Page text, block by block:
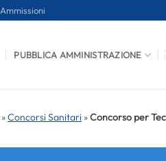
Ammissioni
PUBBLICA AMMINISTRAZIONE
»Concorsi Sanitari »Concorso per